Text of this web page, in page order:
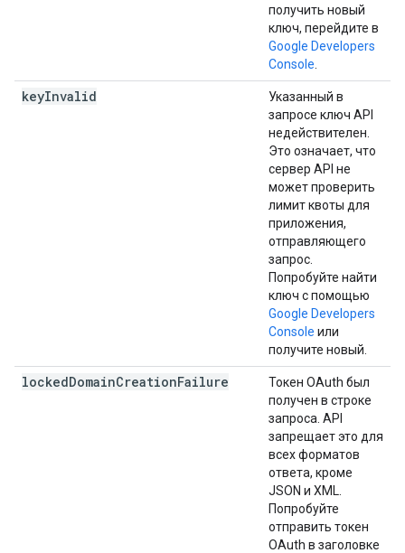
получить новый
ключ, перейдите в
Google Developers
Console
keyInvalid
Указанный в
запросе ключ API
недействителен.
Это означает, что
сервер API не
может проверить
лимит квоты для
приложения,
отправляющего
запрос.
Попробуйте найти
ключ с помощью
Google Developers
Console или
получите новый.
lockedDomainCreationFailure
Токен OAuth был
получен в строке
запроса. API
запрещает это для
всех форматов
ответа, кроме
JSON и XML.
Попробуйте
отправить токен
OAuth в заголовке